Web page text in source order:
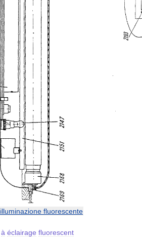
illuminazione fluorescente
à éclairage fluorescent